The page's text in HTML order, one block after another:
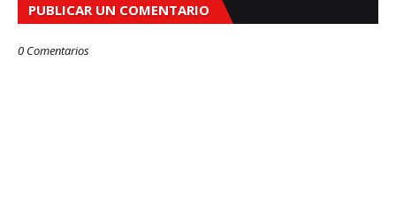
PUBLICAR UN COMENTARIO
0 Comentarios